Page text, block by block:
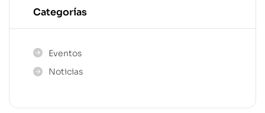
Categorías
Eventos
Noticias